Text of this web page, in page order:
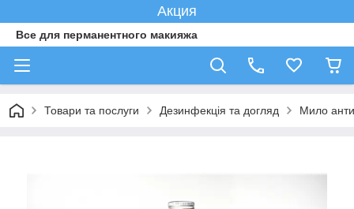
Акция
Все для перманентного макияжа
Товари та послуги Дезинфекція та догляд Мило